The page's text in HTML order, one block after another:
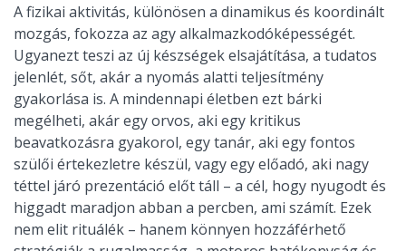
A fizikai aktivitás, különösen a dinamikus és koordinált
mozgás, fokozza az agy alkalmazkodóképességét.
Ugyanezt teszi az új készségek elsajátítása, a tudatos
jelenlét, sőt, akár a nyomás alatti teljesítmény
gyakorlása is. A mindennapi életben ezt bárki
megélheti, akár egy orvos, aki egy kritikus
beavatkozásra gyakorol, egy tanár, aki egy fontos
szülői értekezletre készül, vagy egy előadó, aki nagy
téttel járó prezentáció előt táll – a cél, hogy nyugodt és
higgadt maradjon abban a percben, ami számít. Ezek
nem elit rituálék – hanem könnyen hozzáférhető